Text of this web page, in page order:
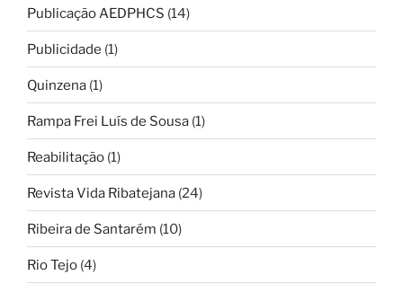
Publicação AEDPHCS (14)
Publicidade (1)
Quinzena (1)
Rampa Frei Luís de Sousa (1)
Reabilitação (1)
Revista Vida Ribatejana (24)
Ribeira de Santarém (10)
Rio Tejo (4)